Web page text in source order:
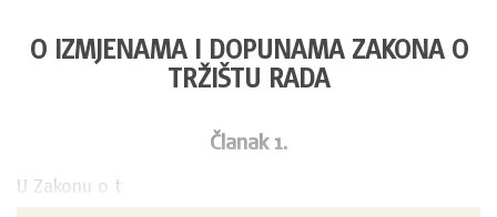
O IZMJENAMA I DOPUNAMA ZAKONA O
TRŽIŠTU RADA
Članak 1.
U Zakonu o t